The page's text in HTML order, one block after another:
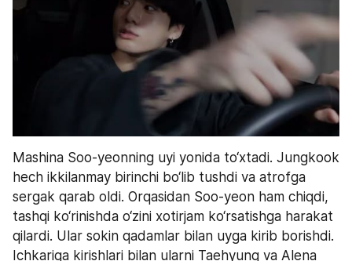
Mashina Soo-yeonning uyi yonida to‘xtadi. Jungkook
hech ikkilanmay birinchi bo‘lib tushdi va atrofga
sergak qarab oldi. Orqasidan Soo-yeon ham chiqdi,
tashqi ko‘rinishda o‘zini xotirjam ko‘rsatishga harakat
qilardi. Ular sokin qadamlar bilan uyga kirib borishdi.
Ichkariga kirishlari bilan ularni Taehyung va Alena